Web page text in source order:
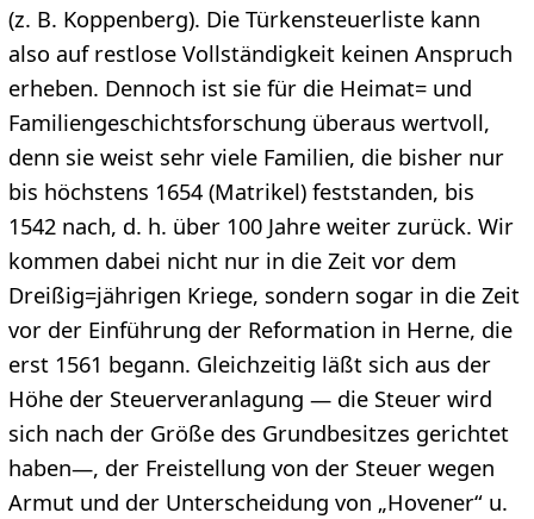
(z. B. Koppenberg). Die Türkensteuerliste kann
also auf restlose Vollständigkeit keinen Anspruch
erheben. Dennoch ist sie für die Heimat= und
Familiengeschichtsforschung überaus wertvoll,
denn sie weist sehr viele Familien, die bisher nur
bis höchstens 1654 (Matrikel) feststanden, bis
1542 nach, d. h. über 100 Jahre weiter zurück. Wir
kommen dabei nicht nur in die Zeit vor dem
Dreißig=jährigen Kriege, sondern sogar in die Zeit
vor der Einführung der Reformation in Herne, die
erst 1561 begann. Gleichzeitig läßt sich aus der
Höhe der Steuerveranlagung — die Steuer wird
sich nach der Größe des Grundbesitzes gerichtet
haben—, der Freistellung von der Steuer wegen
Armut und der Unterscheidung von „Hovener“ u.